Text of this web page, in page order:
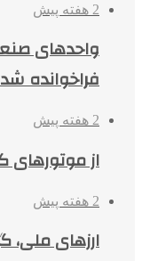
2 هفته پیش
واحدهای
فراخوانده
2 هفته پیش
از
2 هفته پیش
ارزهای ملی،